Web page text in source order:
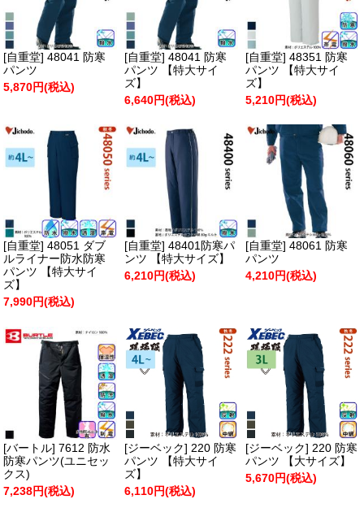
[自重堂] 48041 防寒
パンツ
5,870円(税込)
[自重堂] 48041 防寒
パンツ 【特大サイ
ズ】
6,640円(税込)
[自重堂] 48351 防寒
パンツ 【特大サイ
ズ】
5,210円(税込)
[自重堂] 48051 ダブ
ルライナー防水防寒
パンツ 【特大サイ
ズ】
7,990円(税込)
[自重堂] 48401防寒パ
ンツ 【特大サイズ】
6,210円(税込)
[自重堂] 48061 防寒
パンツ
4,210円(税込)
[バートル] 7612 防水
防寒パンツ(ユニセッ
クス)
7,238円(税込)
[ジーベック] 220 防寒
パンツ 【特大サイ
ズ】
6,110円(税込)
[ジーベック] 220 防寒
パンツ 【大サイズ】
5,670円(税込)